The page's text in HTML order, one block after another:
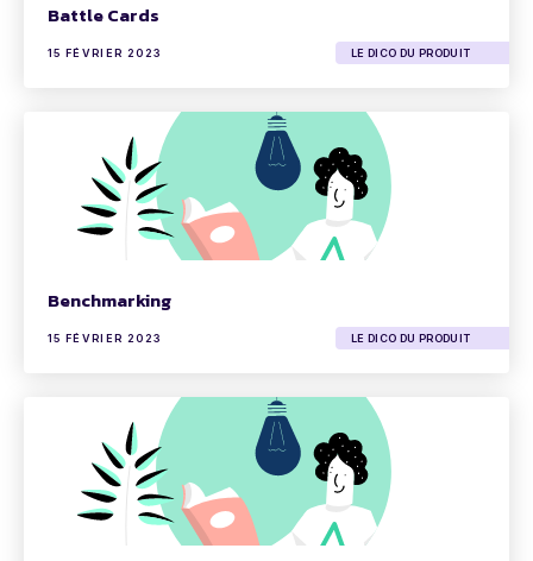
Battle Cards
15 FÉVRIER 2023 LE DICO DU PRODUIT
Benchmarking
15 FÉVRIER 2023 LE DICO DU PRODUIT